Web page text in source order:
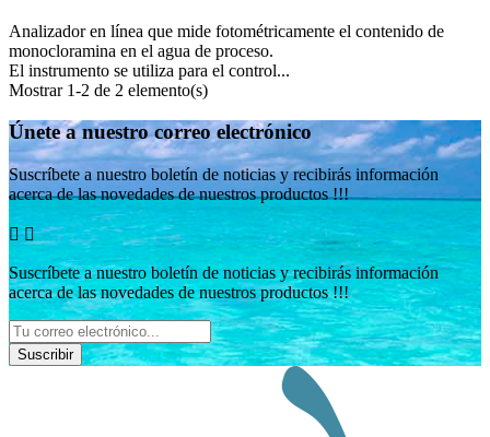
Analizador en línea que mide fotométricamente el contenido de
monocloramina en el agua de proceso.
El instrumento se utiliza para el control...
Mostrar 1-2 de 2 elemento(s)
Únete a nuestro correo electrónico
Suscríbete a nuestro boletín de noticias y recibirás información
acerca de las novedades de nuestros productos !!!
 
Suscríbete a nuestro boletín de noticias y recibirás información
acerca de las novedades de nuestros productos !!!
Suscribir